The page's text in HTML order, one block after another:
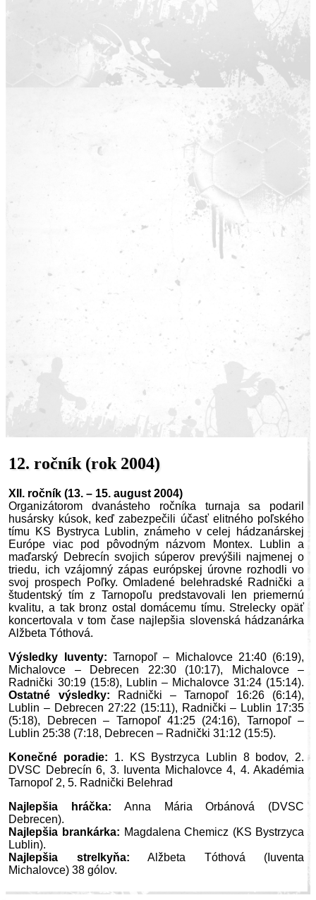
12. ročník (rok 2004)
XII. ročník (13. – 15. august 2004)
Organizátorom dvanásteho ročníka turnaja sa podaril
husársky kúsok, keď zabezpečili účasť elitného poľského
tímu KS Bystryca Lublin, známeho v celej hádzanárskej
Európe viac pod pôvodným názvom Montex. Lublin a
maďarský Debrecín svojich súperov prevýšili najmenej o
triedu, ich vzájomný zápas európskej úrovne rozhodli vo
svoj prospech Poľky. Omladené belehradské Radnički a
študentský tím z Tarnopoľu predstavovali len priemernú
kvalitu, a tak bronz ostal domácemu tímu. Strelecky opäť
koncertovala v tom čase najlepšia slovenská hádzanárka
Alžbeta Tóthová.
Výsledky Iuventy: Tarnopoľ – Michalovce 21:40 (6:19),
Michalovce – Debrecen 22:30 (10:17), Michalovce –
Radnički 30:19 (15:8), Lublin – Michalovce 31:24 (15:14).
Ostatné výsledky: Radnički – Tarnopoľ 16:26 (6:14),
Lublin – Debrecen 27:22 (15:11), Radnički – Lublin 17:35
(5:18), Debrecen – Tarnopoľ 41:25 (24:16), Tarnopoľ –
Lublin 25:38 (7:18, Debrecen – Radnički 31:12 (15:5).
Konečné poradie: 1. KS Bystrzyca Lublin 8 bodov, 2.
DVSC Debrecín 6, 3. Iuventa Michalovce 4, 4. Akadémia
Tarnopoľ 2, 5. Radnički Belehrad
Najlepšia hráčka: Anna Mária Orbánová (DVSC
Debrecen).
Najlepšia brankárka: Magdalena Chemicz (KS Bystrzyca
Lublin).
Najlepšia strelkyňa: Alžbeta Tóthová (Iuventa
Michalovce) 38 gólov.